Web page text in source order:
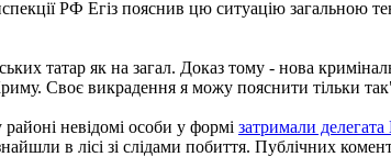
РФ Егіз пояснив цю ситуацію загальною
татар як на загал. Доказ тому - нова
Своє викрадення я можу пояснити тільки
невідомі особи у формі затримали
в лісі зі слідами побиття. Публічних